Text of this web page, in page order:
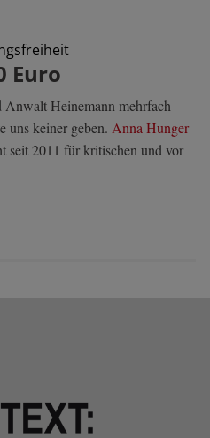
Euro
Heinemann mehrfach
uns keiner geben. Anna Hunger
seit 2011 für kritischen und vor